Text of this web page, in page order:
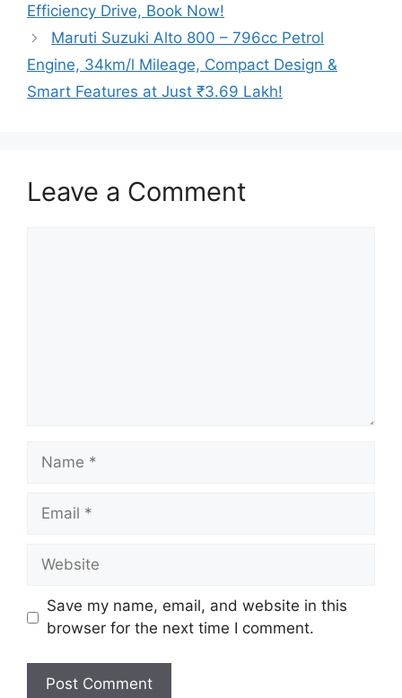
Efficiency Drive, Book Now!
Maruti Suzuki Alto 800 – 796cc Petrol
Engine, 34km/l Mileage, Compact Design &
Smart Features at Just ₹3.69 Lakh!
Leave a Comment
Name
Email
Website
Save my name, email, and website in this
browser for the next time I comment.